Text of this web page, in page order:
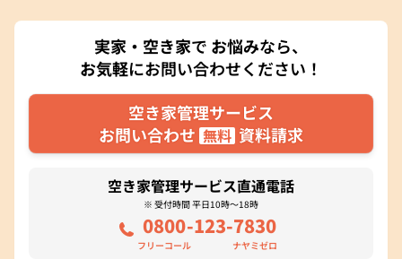
実家・空き家で お悩みなら、
お気軽にお問い合わせください！
空き家管理サービス
お問い合わせ 無料 資料請求
空き家管理サービス直通電話
※ 受付時間 平日10時～18時
0800
フリーコール
-123-7830
ナヤミゼロ